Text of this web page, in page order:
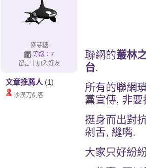
麥芽糖
等級：7
留言｜ 加入好友
文章推薦人 (1)
沙漠刀劍客
聯網的叢林
台.
所有的聯網
黨宣傳, 非
挺身而出對
剁舌, 縫嘴.
大家只好紛